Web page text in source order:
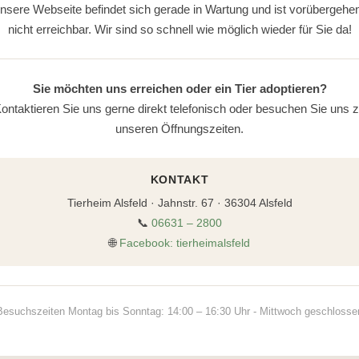
Webseite befindet sich gerade in Wartung und ist
nicht erreichbar. Wir sind so schnell wie möglich wieder für Sie da!
Sie möchten uns erreichen oder ein Tier adoptieren?
Sie uns gerne direkt telefonisch oder besuchen Sie uns
unseren Öffnungszeiten.
KONTAKT
Tierheim Alsfeld · Jahnstr. 67 · 36304 Alsfeld
📞 06631 – 2800
🌐 Facebook: tierheimalsfeld
Montag bis Sonntag: 14:00 – 16:30 Uhr - Mittwoch